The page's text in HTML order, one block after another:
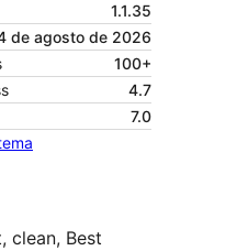
1.1.35
de agosto de 2026
100+
4.7
7.0
clean, Best